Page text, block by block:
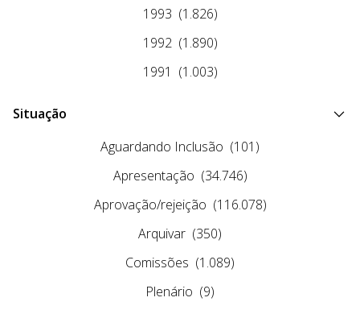
1993 (1.826)
1992 (1.890)
1991 (1.003)
Situação
Aguardando Inclusão (101)
Apresentação (34.746)
Aprovação/rejeição (116.078)
Arquivar (350)
Comissões (1.089)
Plenário (9)